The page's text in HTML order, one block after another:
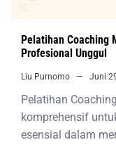
Pelatihan Coaching
Profesional Unggul
Liu Purnomo Juni
Pelatihan
komprehensif
esensial dalam